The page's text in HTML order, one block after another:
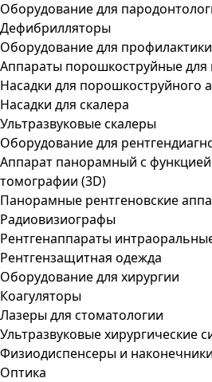
Оборудование для
Дефибрилляторы
Оборудование для
Аппараты порошкоструйные для
Насадки для порошкоструйного
Насадки для скалера
Ультразвуковые скалеры
Оборудование для
Аппарат панорамный с
томографии (3D)
Панорамные рентгеновские
Радиовизиографы
Рентгенаппараты
Рентгензащитная одежда
Оборудование для хирургии
Коагуляторы
Лазеры для стоматологии
Ультразвуковые хирургические
Физиодиспенсеры и
Оптика